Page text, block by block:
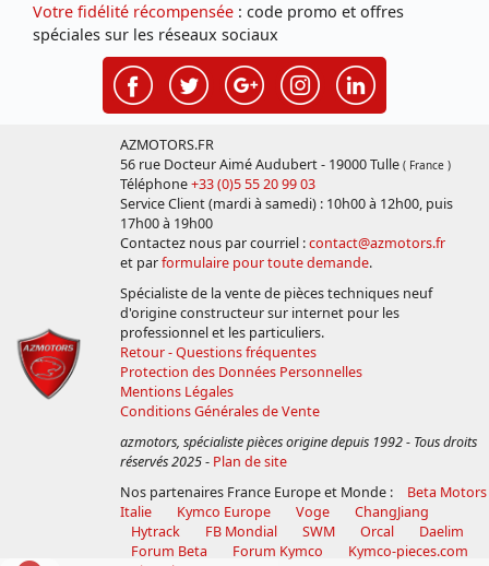
Votre fidélité récompensée : code promo et offres
spéciales sur les réseaux sociaux
AZMOTORS.FR
56 rue Docteur Aimé Audubert - 19000 Tulle ( France )
Téléphone+33 (0)5 55 20 99 03
Service Client (mardi à samedi) : 10h00 à 12h00, puis
17h00 à 19h00
Contactez nous par courriel :contact@azmotors.fr
et parformulaire pour toute demande.
Spécialiste de la vente de pièces techniques neuf
d'origine constructeur sur internet pour les
professionnel et les particuliers.
Retour - Questions fréquentes
Protection des Données Personnelles
Mentions Légales
Conditions Générales de Vente
azmotors, spécialiste pièces origine depuis 1992 - Tous droits
réservés 2025- Plan de site
Nos partenaires France Europe et Monde :
Beta Motors
Italie
Kymco Europe Voge
ChangJiang
Hytrack
FB Mondial SWM Orcal
Daelim
Forum Beta
Forum Kymco
Kymco-pieces.com